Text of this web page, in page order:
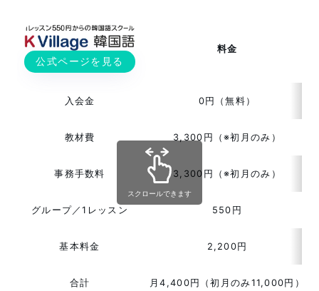
公式ページを見る
料金
入会金 0円（無料）
教材費 3,300円（※初月のみ）
事務手数料 3,300円（※初月のみ）
グループ／1レッスン 550円
基本料金 2,200円
合計 月4,400円（初月のみ11,000円）
スクロールできます